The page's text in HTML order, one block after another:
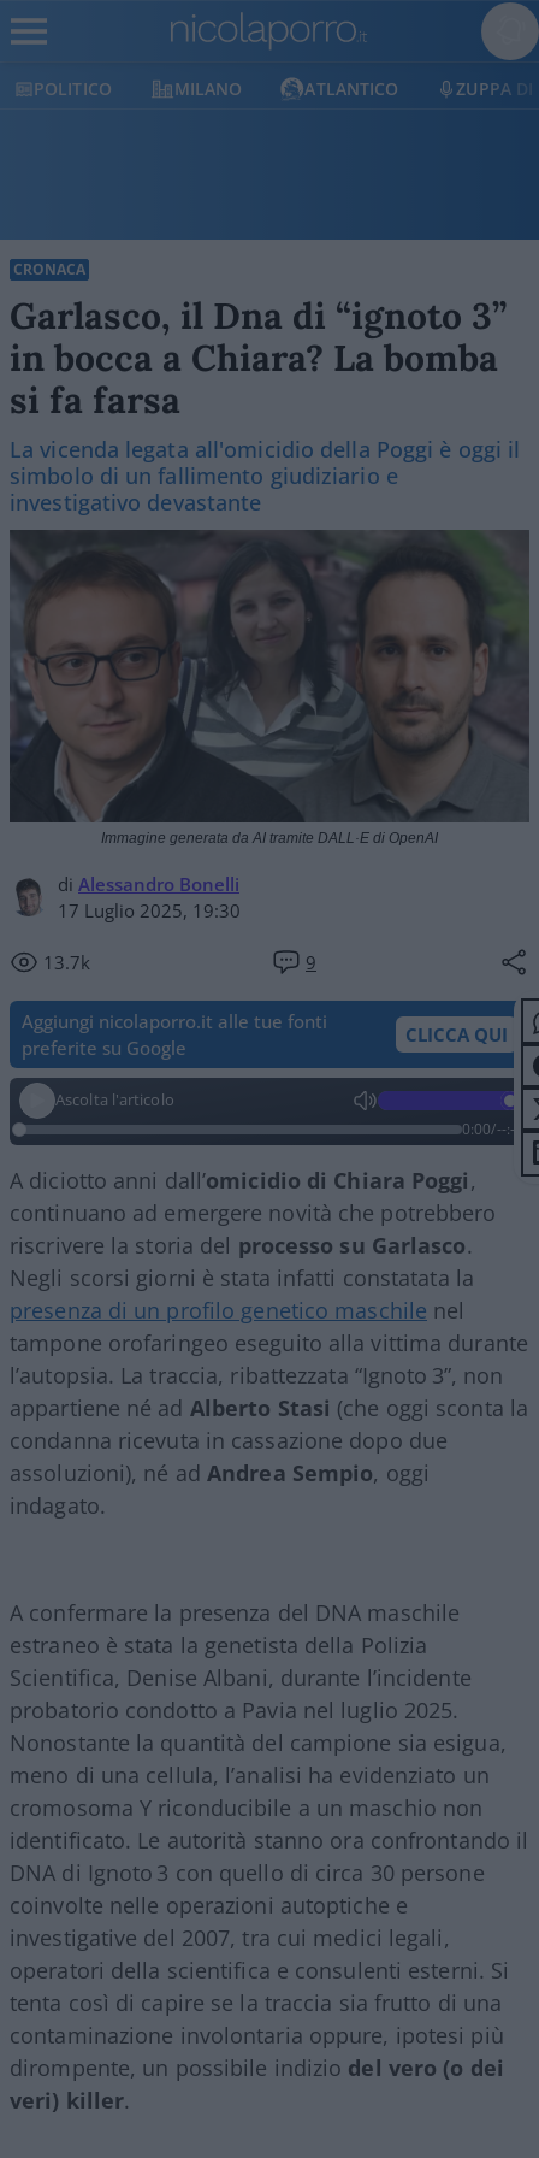
MILANO ATLANTICO ZUPPA DI PORRO
CRONACA
Garlasco, il Dna di “ignoto 3”
in bocca a Chiara? La bomba
si fa farsa
La vicenda legata all'omicidio della Poggi è oggi il
simbolo di un fallimento giudiziario e
investigativo devastante
di Alessandro Bonelli
17 Luglio 2025, 19:30
13.7k 9
Immagine generata da AI tramite DALL·E di OpenAI
Aggiungi nicolaporro.it alle tue fonti
preferite su Google
CLICCA QUI
Ascolta l'articolo
0:00/--:--
A diciotto anni dall’omicidio di Chiara Poggi,
continuano ad emergere novità che potrebbero
riscrivere la storia del processo su Garlasco.
Negli scorsi giorni è stata infatti constatata la
presenza di un profilo genetico maschile nel
tampone orofaringeo eseguito alla vittima durante
l’autopsia. La traccia, ribattezzata “Ignoto 3”, non
appartiene né ad Alberto Stasi (che oggi sconta la
condanna ricevuta in cassazione dopo due
assoluzioni), né adAndrea Sempio, oggi
indagato.
A confermare la presenza del DNA maschile
estraneo è stata la genetista della Polizia
Scientifica, Denise Albani, durante l’incidente
probatorio condotto a Pavia nel luglio 2025.
Nonostante la quantità del campione sia esigua,
meno di una cellula, l’analisi ha evidenziato un
cromosoma Y riconducibile a un maschio non
identificato. Le autorità stanno ora confrontando il
DNA di Ignoto 3 con quello di circa 30 persone
coinvolte nelle operazioni autoptiche e
investigative del 2007, tra cui medici legali,
operatori della scientifica e consulenti esterni. Si
tenta così di capire se la traccia sia frutto di una
contaminazione involontaria oppure, ipotesi più
dirompente, un possibile indizio del vero (o dei
veri) killer.